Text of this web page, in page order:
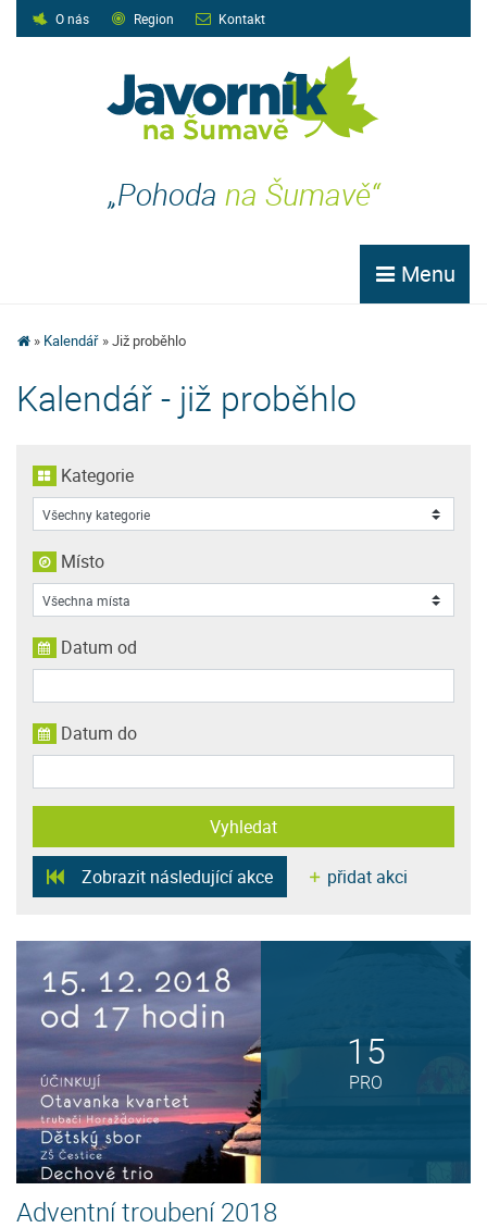
O nás Region Kontakt
„Pohoda na Šumavě“
Menu
Kalendář Již proběhlo
Kalendář - již proběhlo
Kategorie
Místo
Datum od
Datum do
Vyhledat
Zobrazit následující akce přidat akci
15
PRO
Adventní troubení 2018